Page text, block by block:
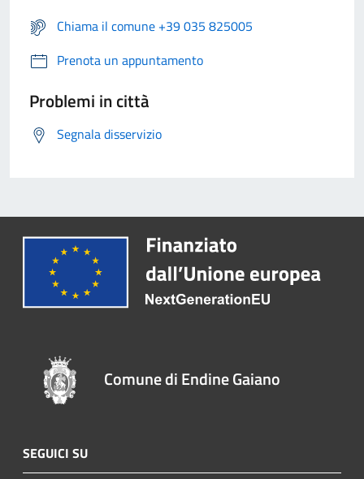
Chiama il comune +39 035 825005
Prenota un appuntamento
Problemi in città
Segnala disservizio
Comune di Endine Gaiano
SEGUICI SU